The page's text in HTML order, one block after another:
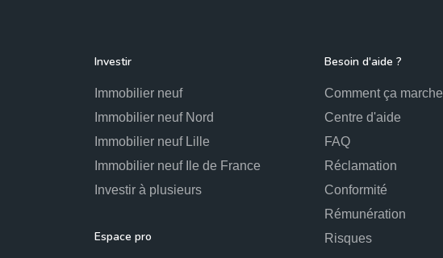
Investir
Immobilier neuf
Immobilier neuf Nord
Immobilier neuf Lille
Immobilier neuf Ile de France
Investir à plusieurs
Espace pro
Besoin d'aide ?
Comment ça marche
Centre d'aide
FAQ
Réclamation
Conformité
Rémunération
Risques